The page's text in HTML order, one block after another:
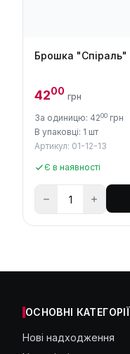
Брошка "Спіраль"
4200 грн
За одиницю: 4200 грн
В упаковці: 1 шт
Артикул: 01-12-13
Є в наявності
ОСНОВНІ КАТЕГОРІЇ
Нові надходження